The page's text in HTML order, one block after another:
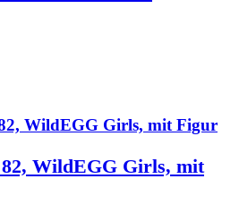
WildEGG Girls, mit